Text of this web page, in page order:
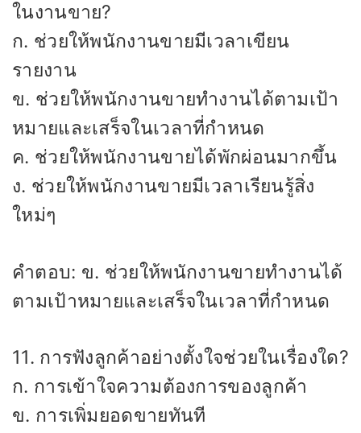
ในงานขาย?
ก. ช่วยให้พนักงานขายมีเวลาเขียน
รายงาน
ข. ช่วยให้พนักงานขายทำงานได้ตามเป้า
หมายและเสร็จในเวลาที่กำหนด
ค. ช่วยให้พนักงานขายได้พักผ่อนมากขึ้น
ง. ช่วยให้พนักงานขายมีเวลาเรียนรู้สิ่ง
ใหม่ๆ
คำตอบ: ข. ช่วยให้พนักงานขายทำงานได้
ตามเป้าหมายและเสร็จในเวลาที่กำหนด
11. การฟังลูกค้าอย่างตั้งใจช่วยในเรื่องใด?
ก. การเข้าใจความต้องการของลูกค้า
ข. การเพิ่มยอดขายทันที